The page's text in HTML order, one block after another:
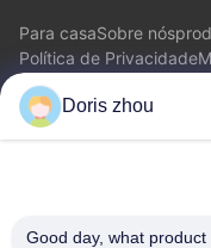
Para casaSobre nós
Política de Privacidade
Contacte-nos
Endereço: Estrada
Doris zhou
Good day, what